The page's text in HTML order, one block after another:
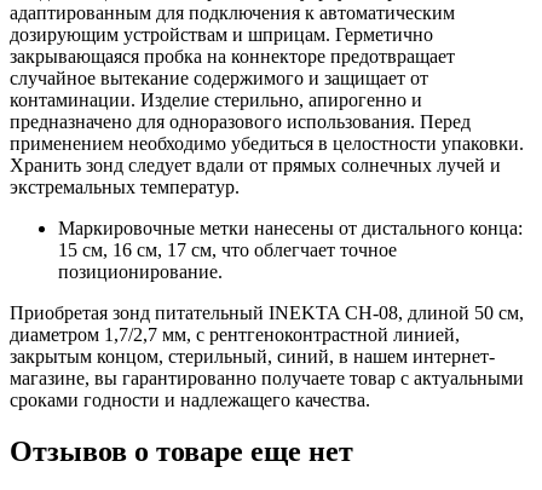
адаптированным для подключения к автоматическим
дозирующим устройствам и шприцам. Герметично
закрывающаяся пробка на коннекторе предотвращает
случайное вытекание содержимого и защищает от
контаминации. Изделие стерильно, апирогенно и
предназначено для одноразового использования. Перед
применением необходимо убедиться в целостности упаковки.
Хранить зонд следует вдали от прямых солнечных лучей и
экстремальных температур.
Маркировочные метки нанесены от дистального конца:
15 см, 16 см, 17 см, что облегчает точное
позиционирование.
Приобретая зонд питательный INEKTA CH-08, длиной 50 см,
диаметром 1,7/2,7 мм, с рентгеноконтрастной линией,
закрытым концом, стерильный, синий, в нашем интернет-
магазине, вы гарантированно получаете товар с актуальными
сроками годности и надлежащего качества.
Отзывов о товаре еще нет